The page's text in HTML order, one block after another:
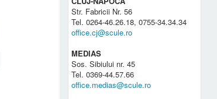
Str. Fabricii Nr. 56
Tel. 0264-46.26.18, 0755-34.34.34
office.cj@scule.ro
MEDIAS
Sos. Sibiului nr. 45
Tel. 0369-44.57.66
office.medias@scule.ro